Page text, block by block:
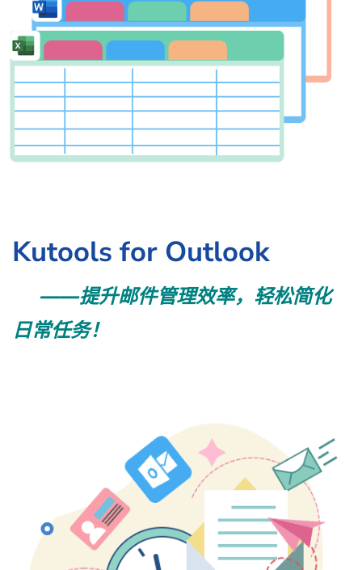
Kutools for Outlook
——提升邮件管理效率，轻松简化
日常任务！